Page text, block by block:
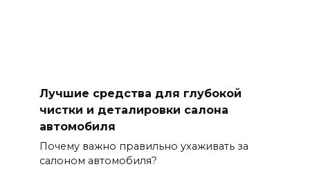
Лучшие средства для глубокой
чистки и деталировки салона
автомобиля
Почему важно правильно ухаживать за
салоном автомобиля?